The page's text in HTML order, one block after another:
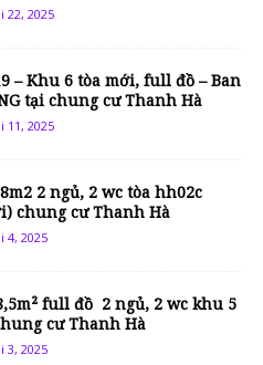
22, 2025
– Khu 6 tòa mới, full đồ – Ban
tại chung cư Thanh Hà
11, 2025
2 ngủ, 2 wc tòa hh02c
chung cư Thanh Hà
4, 2025
full đồ 2 ngủ, 2 wc khu 5
cư Thanh Hà
3, 2025